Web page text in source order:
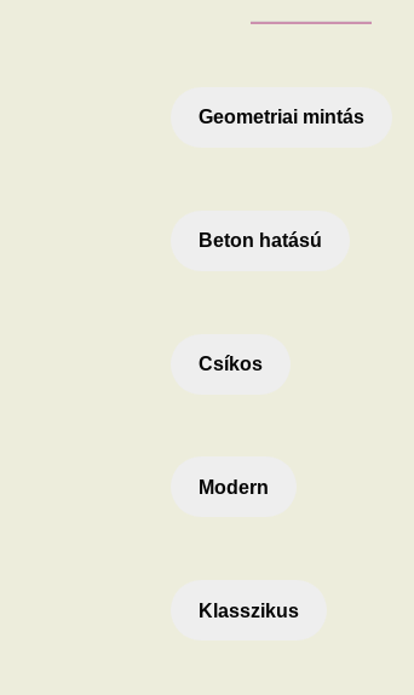
Geometriai mintás
Beton hatású
Csíkos
Modern
Klasszikus